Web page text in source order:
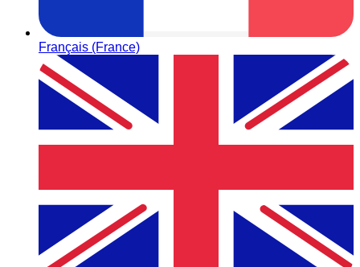
Français (France)